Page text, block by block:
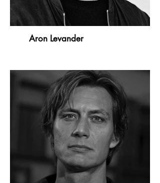
Aron Levander